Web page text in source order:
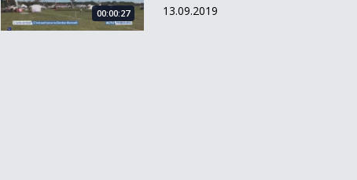
00:00:27 13.09.2019